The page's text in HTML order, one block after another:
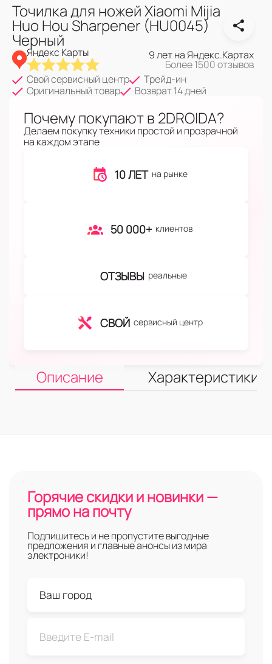
Точилка для ножей Xiaomi Mijia
Huo Hou Sharpener (HU0045)
Черный
Яндекс Карты 9 лет на Яндекс.Картах
Более 1500 отзывов
Свой сервисный центр
Трейд-ин
Оригинальный товар
Возврат 14 дней
Почему покупают в 2DROIDA?
Делаем покупку техники простой и прозрачной
на каждом этапе
10 ЛЕТ на рынке
50 000+ клиентов
ОТЗЫВЫ реальные
СВОЙ сервисный центр
Описание Характеристики
Горячие скидки и новинки —
прямо на почту
Подпишитесь и не пропустите выгодные
предложения и главные анонсы из мира
электроники!